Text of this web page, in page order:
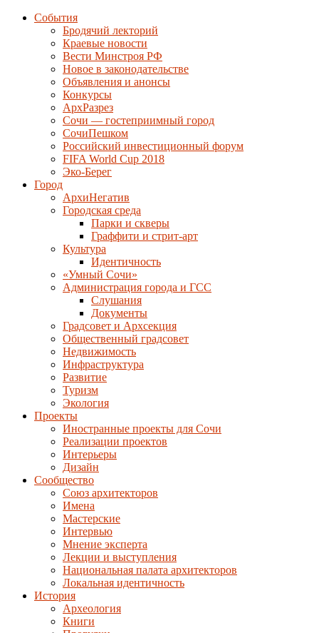
События
Бродячий лекторий
Краевые новости
Вести Минстроя РФ
Новое в законодательстве
Объявления и анонсы
Конкурсы
АрхРазрез
Сочи — гостеприимный город
СочиПешком
Российский инвестиционный форум
FIFA World Cup 2018
Эко-Берег
Город
АрхиНегатив
Городская среда
Парки и скверы
Граффити и стрит-арт
Культура
Идентичность
«Умный Сочи»
Администрация города и ГСС
Слушания
Документы
Градсовет и Архсекция
Общественный градсовет
Недвижимость
Инфраструктура
Развитие
Туризм
Экология
Проекты
Иностранные проекты для Сочи
Реализации проектов
Интерьеры
Дизайн
Сообщество
Союз архитекторов
Имена
Мастерские
Интервью
Мнение эксперта
Лекции и выступления
Национальная палата архитекторов
Локальная идентичность
История
Археология
Книги